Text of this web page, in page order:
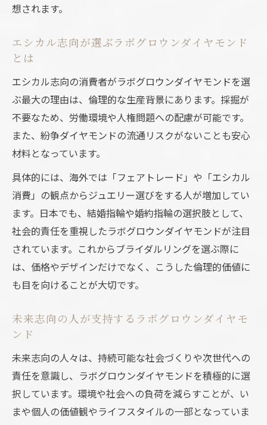
想されます。
エシカル志向が選ぶラボグロウンダイヤモンド
とは
エシカル志向の消費者がラボグロウンダイヤモンドを選
ぶ最大の理由は、倫理的な生産背景にあります。採掘が
不要なため、労働環境や人権問題への配慮が可能です。
また、紛争ダイヤモンドの流通リスクがないことも安心
材料となっています。
具体的には、海外では「フェアトレード」や「エシカル
消費」の観点からジュエリー選びをする人が増加してい
ます。日本でも、結婚指輪や婚約指輪の選択肢として、
社会的責任を重視したラボグロウンダイヤモンドが注目
されています。これからブライダルリングを選ぶ際に
は、価格やデザインだけでなく、こうした倫理的価値に
も目を向けることが大切です。
未来志向の人が支持するラボグロウンダイヤモ
ンド
未来志向の人々は、持続可能な社会づくりや次世代への
責任を意識し、ラボグロウンダイヤモンドを積極的に選
択しています。環境や社会への負荷を減らすことが、い
まや個人の価値観やライフスタイルの一部となっていま